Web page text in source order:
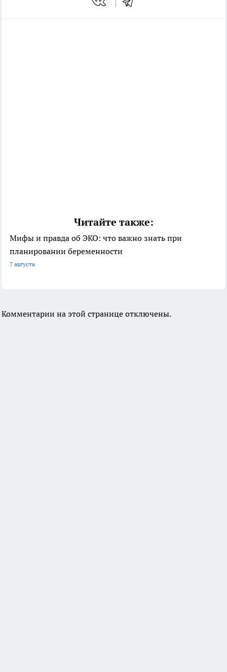
Читайте также:
Мифы и правда об ЭКО: что важно знать при
планировании беременности
7 августа
Комментарии на этой странице отключены.